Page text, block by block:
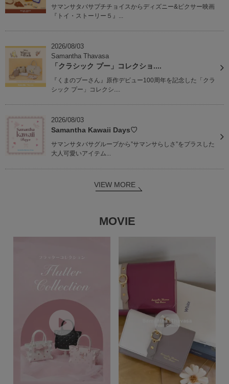
サマンサタバサプチチョイスからディズニー&ピクサー映画
『トイ・ストーリー５』...
2026/08/03
Samantha Thavasa
「クラシック プー」コレクショ....
『くまのプーさん』原作デビュー100周年を記念した「クラ
シック プー」コレクシ....
2026/08/03
Samantha Kawaii Days♡
サマンサタバサグループから”サマンサらしさ”をプラスした
大人可愛いアイテム...
VIEW MORE
MOVIE